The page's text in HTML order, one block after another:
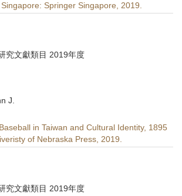
Springer Singapore, 2019.
究文獻類目 2019年度
J.
in Taiwan and Cultural Identity, 1895
of Nebraska Press, 2019.
究文獻類目 2019年度